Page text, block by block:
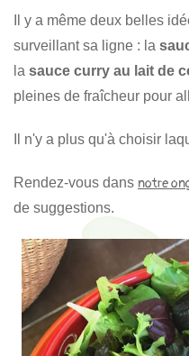
Il y a même deux belles
surveillant sa ligne : la
la sauce curry au lait de
pleines de fraîcheur pour
Il n'y a plus qu'à choisir
Rendez-vous dans notre
de suggestions.